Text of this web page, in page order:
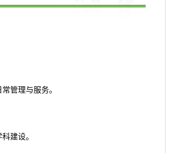
管理与服务。
建设。